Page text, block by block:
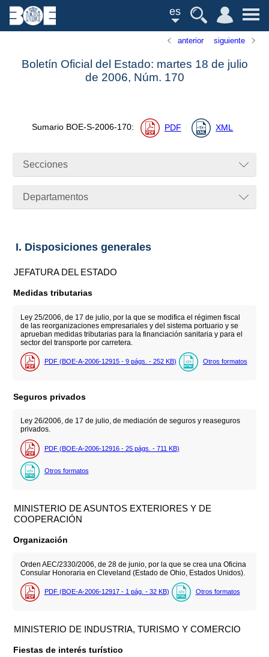
es
anterior siguiente
Boletín Oficial del Estado: martes 18 de julio
de 2006, Núm. 170
Sumario BOE-S-2006-170: PDF XML
Secciones
Departamentos
I. Disposiciones generales
JEFATURA DEL ESTADO
Medidas tributarias
Ley 25/2006, de 17 de julio, por la que se modifica el régimen fiscal
de las reorganizaciones empresariales y del sistema portuario y se
aprueban medidas tributarias para la financiación sanitaria y para el
sector del transporte por carretera.
PDF (BOE-A-2006-12915 - 9 págs. - 252 KB) Otros formatos
Seguros privados
Ley 26/2006, de 17 de julio, de mediación de seguros y reaseguros
privados.
PDF (BOE-A-2006-12916 - 25 págs. - 711 KB)
Otros formatos
MINISTERIO DE ASUNTOS EXTERIORES Y DE
COOPERACIÓN
Organización
Orden AEC/2330/2006, de 28 de junio, por la que se crea una Oficina
Consular Honoraria en Cleveland (Estado de Ohio, Estados Unidos).
PDF (BOE-A-2006-12917 - 1 pág. - 32 KB) Otros formatos
MINISTERIO DE INDUSTRIA, TURISMO Y COMERCIO
Fiestas de interés turístico